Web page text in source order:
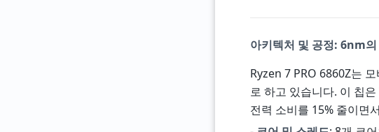
아키텍처 및 공정: 6nm
Ryzen 7 PRO 6860Z는
로 하고 있습니다. 이 칩은
전력 소비를 15% 줄이면